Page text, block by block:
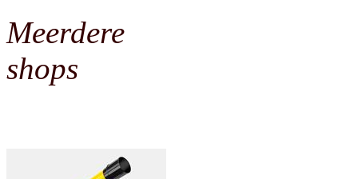
Meerdere
shops